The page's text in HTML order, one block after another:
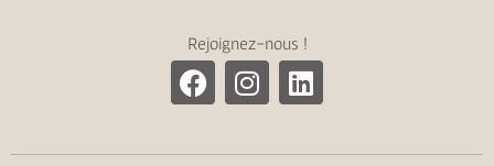
Rejoignez-nous !